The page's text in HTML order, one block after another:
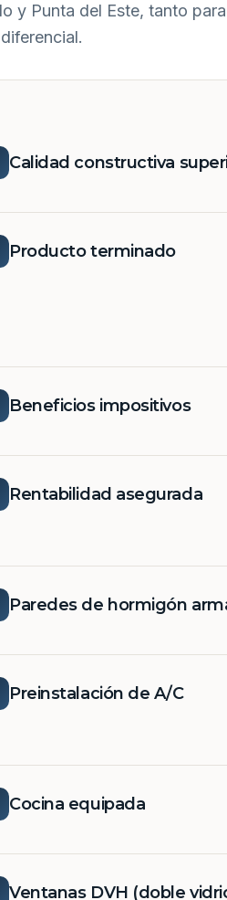
y Punta del Este, tanto
Calidad constructiva
Producto terminado
Beneficios impositivos
Rentabilidad asegurada
Paredes de hormigón
Preinstalación de A/C
Cocina equipada
Ventanas DVH (doble